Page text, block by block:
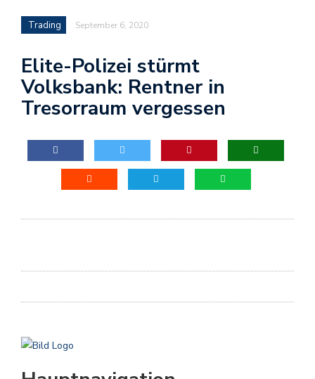
Trading September 6, 2020
Elite-Polizei stürmt
Volksbank: Rentner in
Tresorraum vergessen